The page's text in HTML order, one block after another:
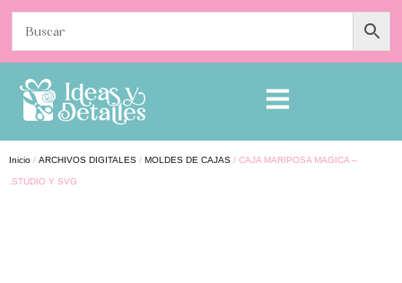
Inicio / ARCHIVOS DIGITALES / MOLDES DE CAJAS / CAJA MARIPOSA MAGICA –
.STUDIO Y SVG